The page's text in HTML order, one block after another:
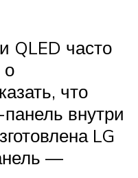
QLED часто
о
что
внутри
​​LG
—